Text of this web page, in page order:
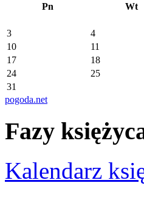
Pn Wt
3 4
10
11
17
18
24
25
31
pogoda.net
Fazy
Kalendarz